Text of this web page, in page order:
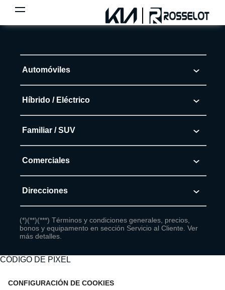
Automóviles
Morning
K3
Híbrido / Eléctrico
EV5
EV9
Familiar / SUV
Sonet
Carens
Nueva Carens
Sportage
Comerciales
Frontier
Direcciones
Rosselot - Libertad
Dirección: Libertad 1001 Viña del Mar
Viña del Mar
(*)(**)(***) Términos y condiciones generales, precios,
bonos y equipamento en sección Servicio al Cliente. Ver
más detalles.
CONFIGURACIÓN DE COOKIES
CÓDIGO DE PIXEL